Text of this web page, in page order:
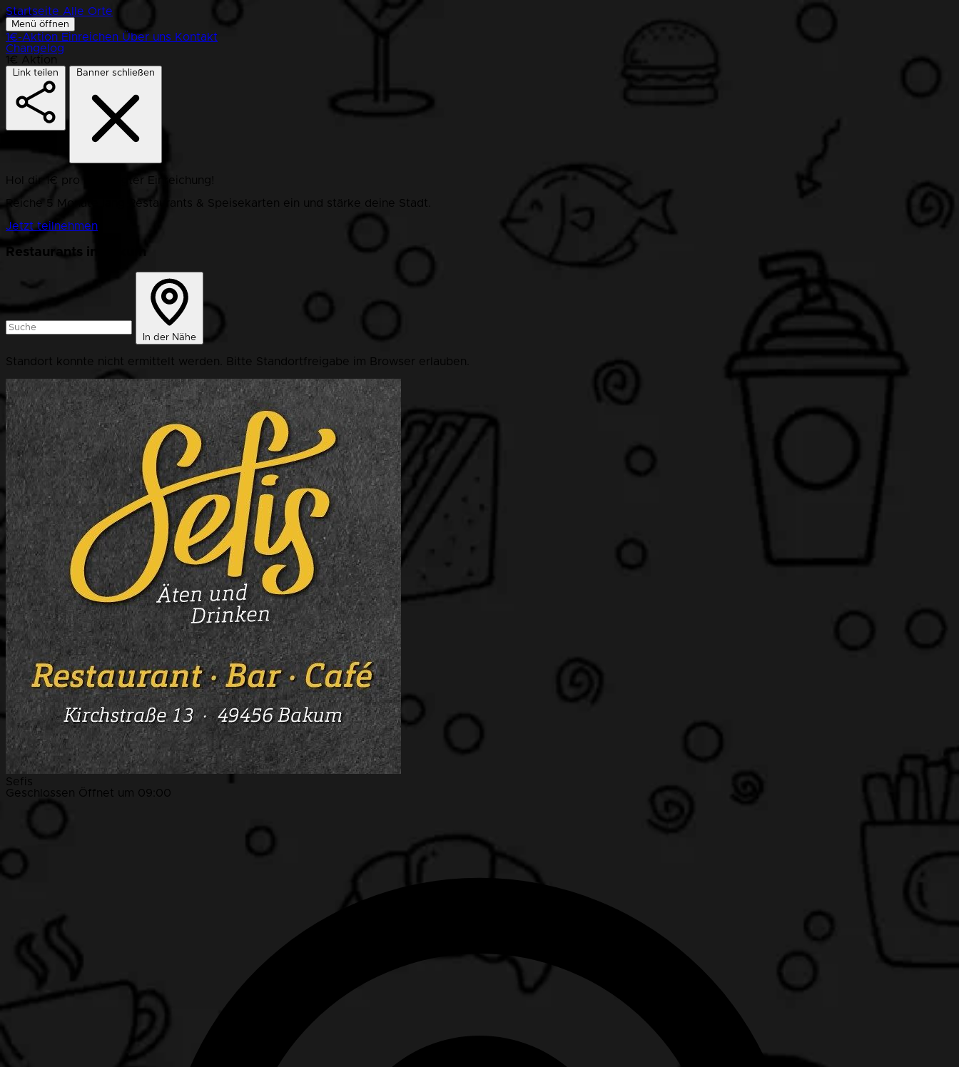
Startseite Alle Orte
Menü öffnen
1€-Aktion Einreichen Über uns Kontakt
Changelog
1€ Aktion
Link teilen Banner schließen
Hol dir 1€ pro bestätigter Einreichung!
Reiche 5 Monate lang Restaurants & Speisekarten ein und stärke deine Stadt.
Jetzt teilnehmen
Restaurants in Bakum
In der Nähe
Standort konnte nicht ermittelt werden. Bitte Standortfreigabe im Browser erlauben.
Sefis
Geschlossen Öffnet um 09:00